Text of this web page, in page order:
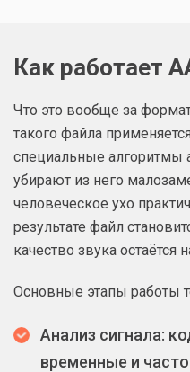
Как работает
Что это вообще за
такого файла
специальные алгоритмы
убирают из него
человеческое ухо
результате файл
качество звука остаётся
Основные этапы работы
Анализ сигнала:
временные и